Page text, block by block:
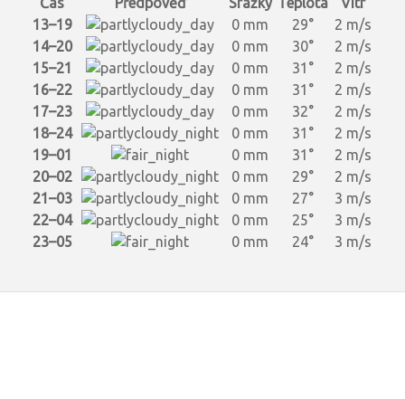
13–19
0 mm 29°
2 m/s
14–20
0 mm 30°
2 m/s
15–21
0 mm 31°
2 m/s
16–22
0 mm 31°
2 m/s
17–23
0 mm 32°
2 m/s
18–24
0 mm 31°
2 m/s
19–01
0 mm 31°
2 m/s
20–02
0 mm 29°
2 m/s
21–03
0 mm 27°
3 m/s
22–04
0 mm 25°
3 m/s
23–05
0 mm 24° 3 m/s